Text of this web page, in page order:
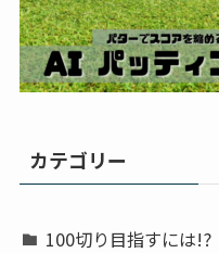
カテゴリー
100切り目指すには!?